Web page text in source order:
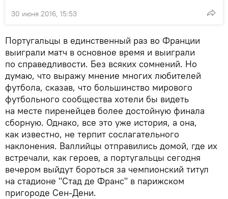
30 июня 2016, 15:53
Португальцы в единственный раз во Франции
выиграли матч в основное время и выиграли
по справедливости. Без всяких сомнений. Но
думаю, что выражу мнение многих любителей
футбола, сказав, что большинство мирового
футбольного сообщества хотели бы видеть
на месте пиренейцев более достойную финала
сборную. Однако, все это уже история, а она,
как известно, не терпит сослагательного
наклонения. Валлийцы отправились домой, где их
встречали, как героев, а португальцы сегодня
вечером выйдут бороться за чемпионский титул
на стадионе "Стад де Франс" в парижском
пригороде Сен-Дени.